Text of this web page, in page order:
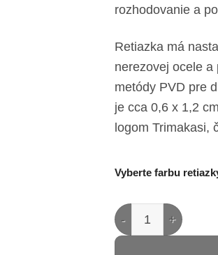
rozhodovanie a
Retiazka má
nerezovej ocele
metódy PVD pre
je cca 0,6 x 1,2
logom Trimakasi,
Vyberte farbu
množstvo